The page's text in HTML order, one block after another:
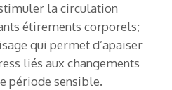
la circulation
étirements corporels;
qui permet d’apaiser
liés aux changements
période sensible.